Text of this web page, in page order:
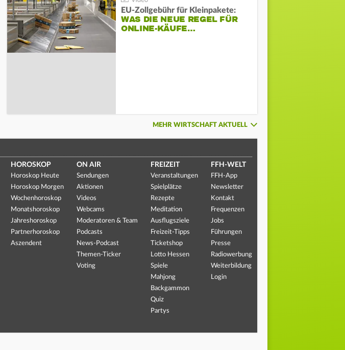
EU-Zollgebühr für Kleinpakete:
WAS DIE NEUE REGEL FÜR
ONLINE-KÄUFE…
MEHR WIRTSCHAFT AKTUELL
HOROSKOP
Horoskop Heute
Horoskop Morgen
Wochenhoroskop
Monatshoroskop
Jahreshoroskop
Partnerhoroskop
Aszendent
ON AIR
Sendungen
Aktionen
Videos
Webcams
Moderatoren & Team
Podcasts
News-Podcast
Themen-Ticker
Voting
FREIZEIT
Veranstaltungen
Spielplätze
Rezepte
Meditation
Ausflugsziele
Freizeit-Tipps
Ticketshop
Lotto Hessen
Spiele
Mahjong
Backgammon
Quiz
Partys
FFH-WELT
FFH-App
Newsletter
Kontakt
Frequenzen
Jobs
Führungen
Presse
Radiowerbung
Weiterbildung
Login